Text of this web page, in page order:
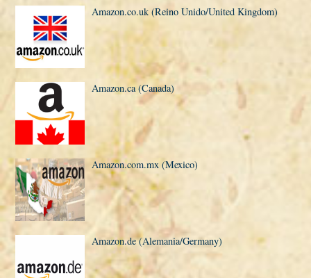
Amazon.co.uk (Reino Unido/United Kingdom)
Amazon.ca (Canada)
Amazon.com.mx (Mexico)
Amazon.de (Alemania/Germany)